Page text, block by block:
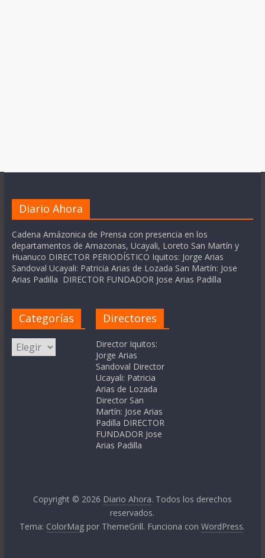
Diario Ahora
Cadena Amázonica de Prensa con presencia en los
departamentos de Amazonas, Ucayali, Loreto San Martín y
Huanuco DIRECTOR PERIODÍSTICO Iquitos: Jorge Arias
Sandoval Ucayali: Patricia Arias de Lozada San Martín: Jose
Arias Padilla DIRECTOR FUNDADOR Jose Arias Padilla
Categorías
Categorías
Directores
Director Iquitos:
Jorge Arias
Sandoval Director
Ucayali: Patricia
Arias de Lozada
Director San
Martín: Jose Arias
Padilla DIRECTOR
FUNDADOR Jose
Arias Padilla
Copyright © 2026 Diario Ahora. Todos los derechos
reservados.
Tema: ColorMag por ThemeGrill. Funciona conWordPress.